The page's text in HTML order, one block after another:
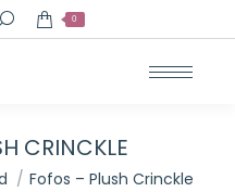
Search: 0
CRINCKLE
Fofos – Plush Crinckle